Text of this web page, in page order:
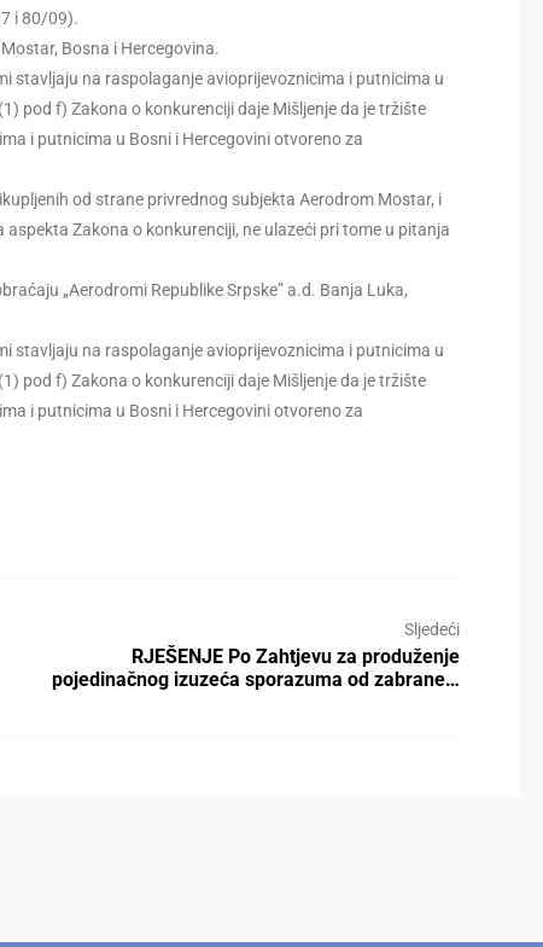
i 80/09).
Bosna i Hercegovina.
stavljaju na raspolaganje avioprijevoznicima i putnicima u
pod f) Zakona o konkurenciji daje Mišljenje da je tržište
i putnicima u Bosni i Hercegovini otvoreno za
od strane privrednog subjekta Aerodrom Mostar, i
Zakona o konkurenciji, ne ulazeći pri tome u pitanja
„Aerodromi Republike Srpske” a.d. Banja Luka,
stavljaju na raspolaganje avioprijevoznicima i putnicima u
pod f) Zakona o konkurenciji daje Mišljenje da je tržište
i putnicima u Bosni i Hercegovini otvoreno za
Sljedeći
RJEŠENJE Po Zahtjevu za produženje
pojedinačnog izuzeća sporazuma od zabrane…